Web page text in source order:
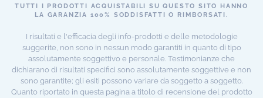
TUTTI I PRODOTTI ACQUISTABILI SU QUESTO SITO HANNO
LA GARANZIA 100% SODDISFATTI O RIMBORSATI.
I risultati e l'efficacia degli info-prodotti e delle metodologie
suggerite, non sono in nessun modo garantiti in quanto di tipo
assolutamente soggettivo e personale. Testimonianze che
dichiarano di risultati specifici sono assolutamente soggettive e non
sono garantite; gli esiti possono variare da soggetto a soggetto.
Quanto riportato in questa pagina a titolo di recensione del prodotto